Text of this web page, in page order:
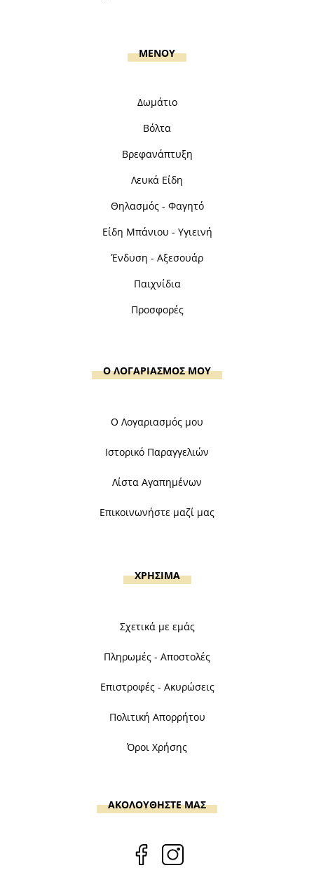
MENOY
Δωμάτιο
Βόλτα
Βρεφανάπτυξη
Λευκά Είδη
Θηλασμός - Φαγητό
Είδη Μπάνιου - Υγιεινή
Ένδυση - Αξεσουάρ
Παιχνίδια
Προσφορές
Ο ΛΟΓΑΡΙΑΣΜΟΣ ΜΟΥ
Ο Λογαριασμός μου
Ιστορικό Παραγγελιών
Λίστα Αγαπημένων
Επικοινωνήστε μαζί μας
ΧΡΗΣΙΜΑ
Σχετικά με εμάς
Πληρωμές - Αποστολές
Επιστροφές - Ακυρώσεις
Πολιτική Απορρήτου
Όροι Χρήσης
ΑΚΟΛΟΥΘΗΣΤΕ ΜΑΣ